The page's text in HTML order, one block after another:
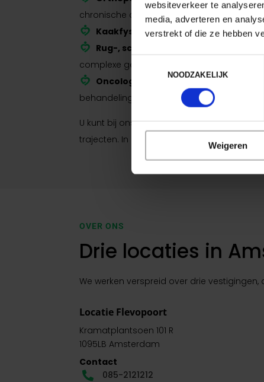
websiteverkeer te
media, adverteren en
verstrekt of die ze hebben
Toestemmingsselectie
NOODZAKELIJK
Weigeren
chronische aandoeningen
Kaakfysiotherapie:bij kaakklachten,
Rug-, schouder- en
complexe gewrichten
Oncologische fysiotherapie:
behandeling van kanker
U kunt bij ons terecht voor zowel acute
trajecten. In alle gevallen denken we mee
OVER ONS
Drie locaties in
We werken verspreid over drie
Locatie Flevopoort
Kramatplantsoen 101 R
1095LB Amsterdam
Contact
 085-2121212